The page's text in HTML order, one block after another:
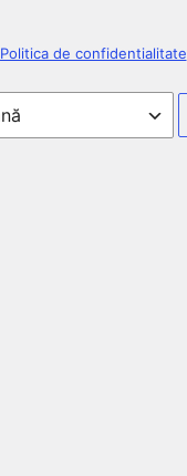
Politica de confidentialitate